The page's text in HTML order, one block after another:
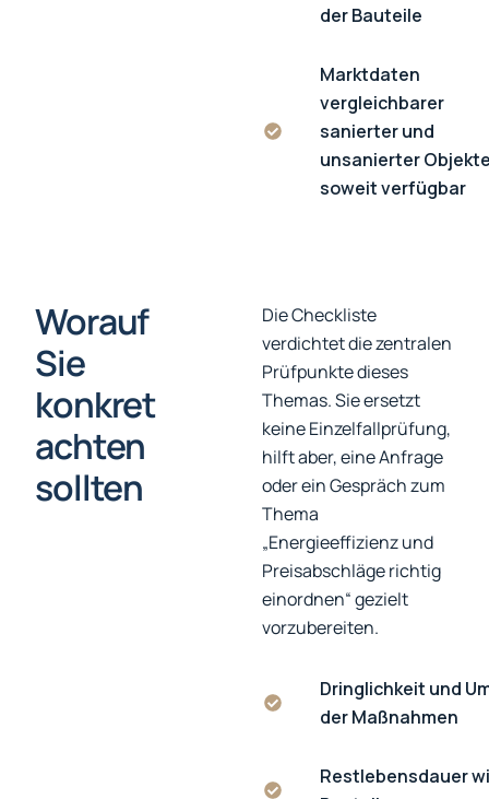
der Bauteile
Marktdaten
vergleichbarer
sanierter und
unsanierter
soweit verfügbar
Worauf
Sie
konkret
achten
sollten
Die Checkliste
verdichtet die zentralen
Prüfpunkte dieses
Themas. Sie ersetzt
keine Einzelfallprüfung,
hilft aber, eine Anfrage
oder ein Gespräch zum
Thema
„Energieeffizienz und
Preisabschläge richtig
einordnen“ gezielt
vorzubereiten.
Dringlichkeit und
der Maßnahmen
Restlebensdauer